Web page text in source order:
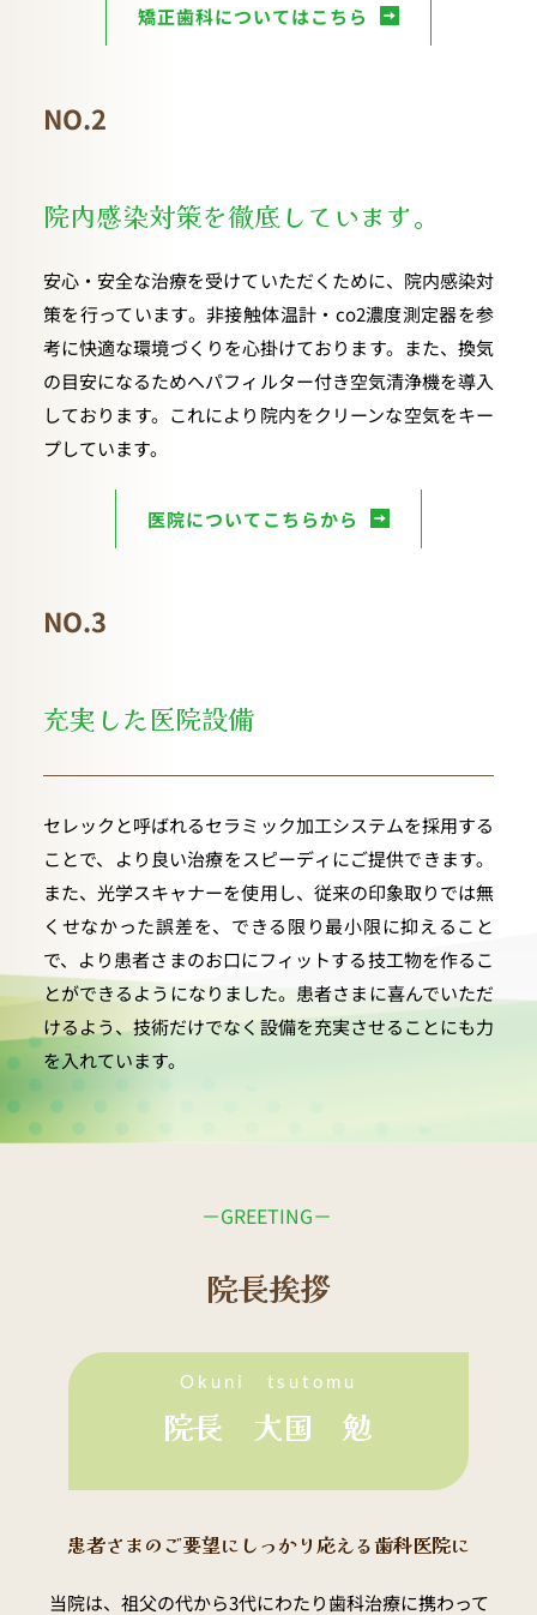
矯正歯科についてはこちら
NO.2
院内感染対策を徹底しています。
安心・安全な治療を受けていただくために、院内感染対
策を行っています。非接触体温計・co2濃度測定器を参
考に快適な環境づくりを心掛けております。また、換気
の目安になるためへパフィルター付き空気清浄機を導入
しております。これにより院内をクリーンな空気をキー
プしています。
医院についてこちらから
NO.3
充実した医院設備
セレックと呼ばれるセラミック加工システムを採用する
ことで、より良い治療をスピーディにご提供できます。
また、光学スキャナーを使用し、従来の印象取りでは無
くせなかった誤差を、できる限り最小限に抑えること
で、より患者さまのお口にフィットする技工物を作るこ
とができるようになりました。患者さまに喜んでいただ
けるよう、技術だけでなく設備を充実させることにも力
を入れています。
－GREETING－
院長挨拶
Okuni　tsutomu
院長　大国　勉
患者さまのご要望にしっかり応える歯科医院に
当院は、祖父の代から3代にわたり歯科治療に携わって